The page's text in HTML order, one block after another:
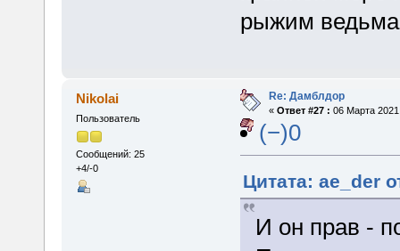
рыжим
Nikolai
Пользователь
Сообщений: 25
+4/-0
Re: Дамблдор
« Ответ #27 : 06 Марта
(−)0
Цитата: ae_der
И он прав -